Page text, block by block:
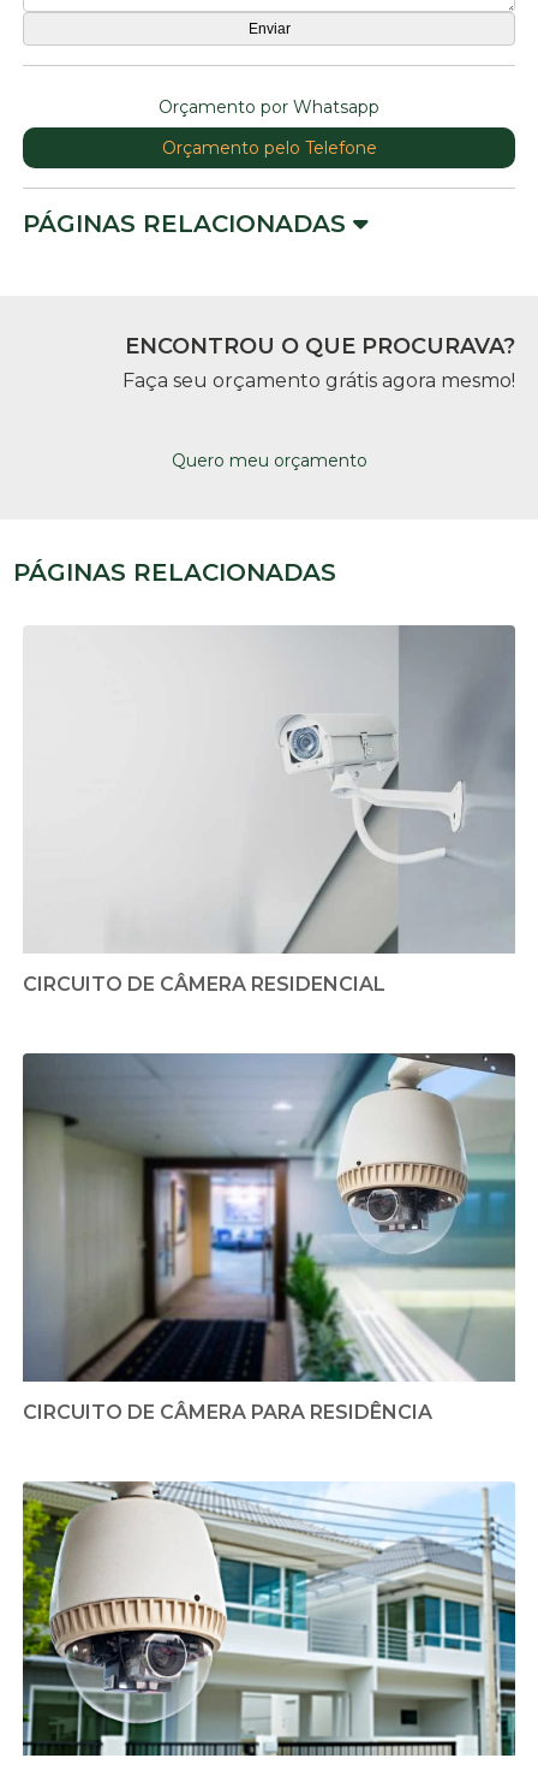
Orçamento por Whatsapp
Orçamento pelo Telefone
PÁGINAS RELACIONADAS
ENCONTROU O QUE PROCURAVA?
Faça seu orçamento grátis agora mesmo!
Quero meu orçamento
PÁGINAS RELACIONADAS
CIRCUITO DE CÂMERA RESIDENCIAL
CIRCUITO DE CÂMERA PARA RESIDÊNCIA